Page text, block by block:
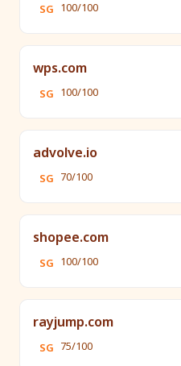
SG 100/100
wps.com
SG 100/100
advolve.io
SG 70/100
shopee.com
SG 100/100
rayjump.com
SG 75/100